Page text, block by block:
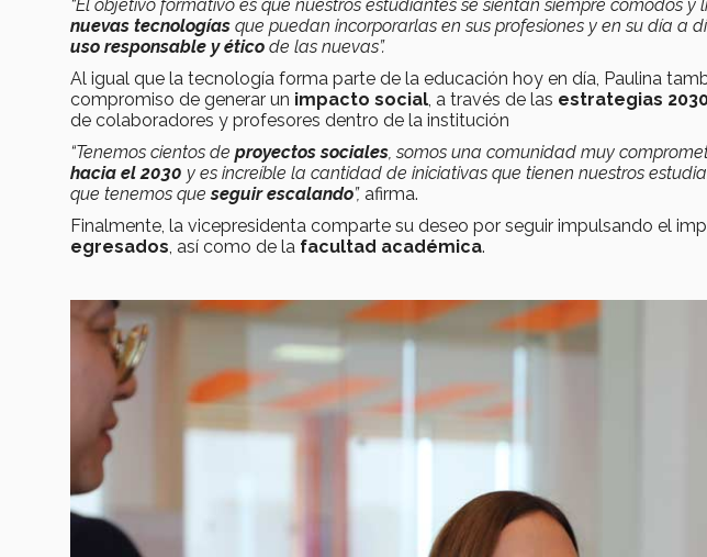
“El objetivo formativo es que nuestros estudiantes se sientan siempre cómodos y
nuevas tecnologías que puedan incorporarlas en sus profesiones y en su día a
uso responsable y ético de las nuevas”.
Al igual que la tecnología forma parte de la educación hoy en día, Paulina
compromiso de generar un impacto social, a través de las estrategias
de colaboradores y profesores dentro de la institución
“Tenemos cientos de proyectos sociales, somos una comunidad muy
hacia el 2030 y es increíble la cantidad de iniciativas que tienen nuestros
que tenemos queseguir escalando”, afirma.
Finalmente, la vicepresidenta comparte su deseo por seguir impulsando el
egresados, así como de la facultad académica.